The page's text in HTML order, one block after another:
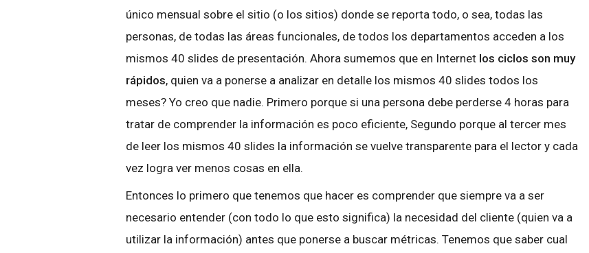
único mensual sobre el sitio (o los sitios) donde se reporta todo, o sea, todas las
personas, de todas las áreas funcionales, de todos los departamentos acceden a los
mismos 40 slides de presentación. Ahora sumemos que en Internet los ciclos son muy
rápidos, quien va a ponerse a analizar en detalle los mismos 40 slides todos los
meses? Yo creo que nadie. Primero porque si una persona debe perderse 4 horas para
tratar de comprender la información es poco eficiente, Segundo porque al tercer mes
de leer los mismos 40 slides la información se vuelve transparente para el lector y cada
vez logra ver menos cosas en ella.
Entonces lo primero que tenemos que hacer es comprender que siempre va a ser
necesario entender (con todo lo que esto significa) la necesidad del cliente (quien va a
utilizar la información) antes que ponerse a buscar métricas. Tenemos que saber cual